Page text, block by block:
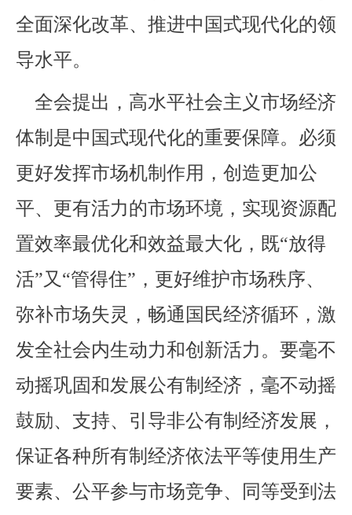
全面深化改革、推进中国式现代化的领
导水平。
全会提出，高水平社会主义市场经济
体制是中国式现代化的重要保障。必须
更好发挥市场机制作用，创造更加公
平、更有活力的市场环境，实现资源配
置效率最优化和效益最大化，既“放得
活”又“管得住”，更好维护市场秩序、
弥补市场失灵，畅通国民经济循环，激
发全社会内生动力和创新活力。要毫不
动摇巩固和发展公有制经济，毫不动摇
鼓励、支持、引导非公有制经济发展，
保证各种所有制经济依法平等使用生产
要素、公平参与市场竞争、同等受到法